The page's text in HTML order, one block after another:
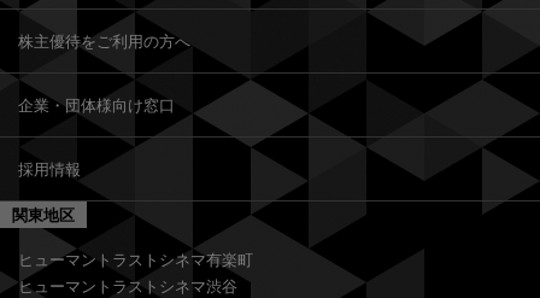
株主優待をご利用の方へ
企業・団体様向け窓口
採用情報
関東地区
ヒューマントラストシネマ有楽町
ヒューマントラストシネマ渋谷